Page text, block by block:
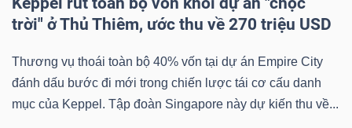
trời" ở Thủ Thiêm, ước thu về 270 triệu USD
Thương vụ thoái toàn bộ 40% vốn tại dự án Empire City
đánh dấu bước đi mới trong chiến lược tái cơ cấu danh
mục của Keppel. Tập đoàn Singapore này dự kiến thu về...